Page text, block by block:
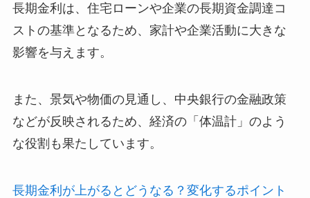
長期金利は、住宅ローンや企業の長期資金調達コ
ストの基準となるため、家計や企業活動に大きな
影響を与えます。
また、景気や物価の見通し、中央銀行の金融政策
などが反映されるため、経済の「体温計」のよう
な役割も果たしています。
長期金利が上がるとどうなる？変化するポイント